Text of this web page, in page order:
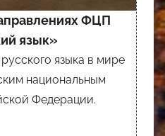
ФЦП
язык»
языка в мире
национальным
Федерации.